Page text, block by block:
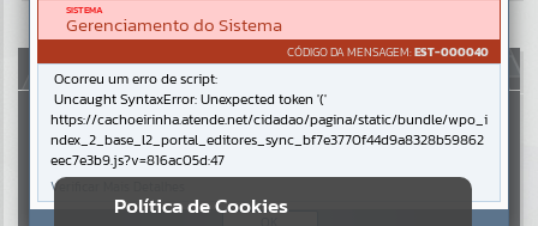
Por favor, aguarde...
NOTÍCIAS
Por favor, aguarde...
AUTOATENDIMENTO
Política de Cookies
SISTEMA
Gerenciamento do Sistema
CÓDIGO DA MENSAGEM:EST-000040
Ocorreu um erro de script:
Uncaught SyntaxError: Unexpected token '('
https://cachoeirinha.atende.net/cidadao/pagina/static/bundle/wpo_i
ndex_2_base_l2_portal_editores_sync_bf7e3770f44d9a8328b59862
eec7e3b9.js?v=816ac05d:47
Verificar Mais Detalhes